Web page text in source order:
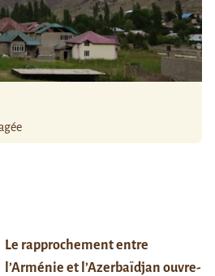
Le rapprochement entre
l’Arménie et l’Azerbaïdjan ouvre-